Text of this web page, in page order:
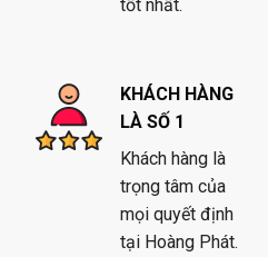
tốt nhất.
KHÁCH HÀNG
LÀ SỐ 1
Khách hàng là
trọng tâm của
mọi quyết định
tại Hoàng Phát.